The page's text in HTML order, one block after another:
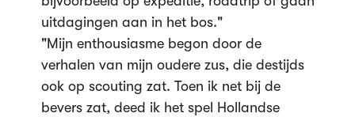
uitdagingen aan in het bos."
"Mijn enthousiasme begon door de
verhalen van mijn oudere zus, die destijds
ook op scouting zat. Toen ik net bij de
bevers zat, deed ik het spel Hollandse